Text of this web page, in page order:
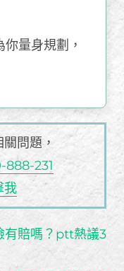
量身規劃，
關問題，
231
我
有賠嗎？ptt熱議3